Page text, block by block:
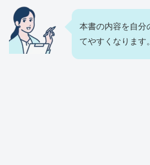
本書の内容を自分
てやすくなります。